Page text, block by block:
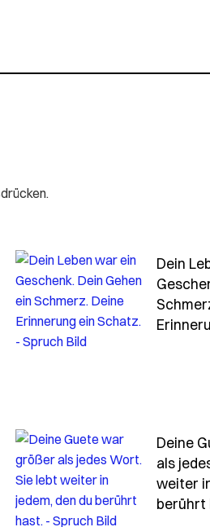
lachen-fehlt-uns-mehr-als-
Dein
dein-name-wird-in-unserer-
Deine
als
weiter
berührt